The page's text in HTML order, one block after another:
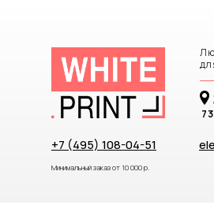
+7 (495) 108-04-51
73
Минимальный заказ от 10 000 р.